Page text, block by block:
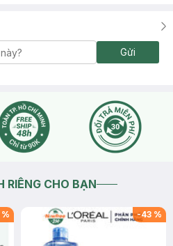
Gửi
RIÊNG CHO BẠN
% -43 %